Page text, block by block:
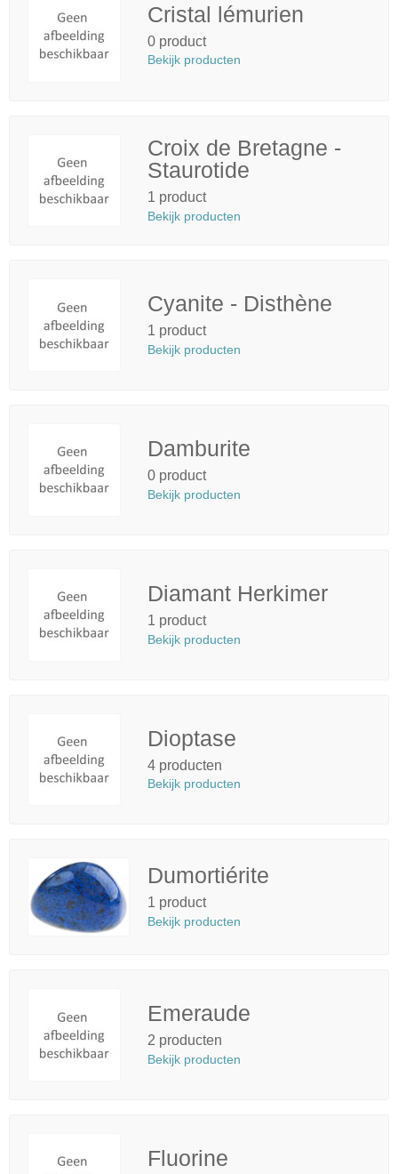
Cristal lémurien
0 product
Bekijk producten
Croix de Bretagne -
Staurotide
1 product
Bekijk producten
Cyanite - Disthène
1 product
Bekijk producten
Damburite
0 product
Bekijk producten
Diamant Herkimer
1 product
Bekijk producten
Dioptase
4 producten
Bekijk producten
Dumortiérite
1 product
Bekijk producten
Emeraude
2 producten
Bekijk producten
Fluorine